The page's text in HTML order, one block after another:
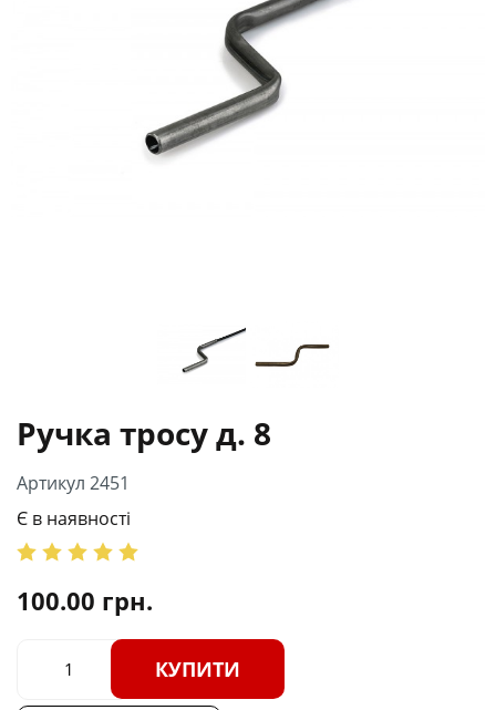
Ручка тросу д. 8
Артикул 2451
Є в наявності
100.00 грн.
КУПИТИ